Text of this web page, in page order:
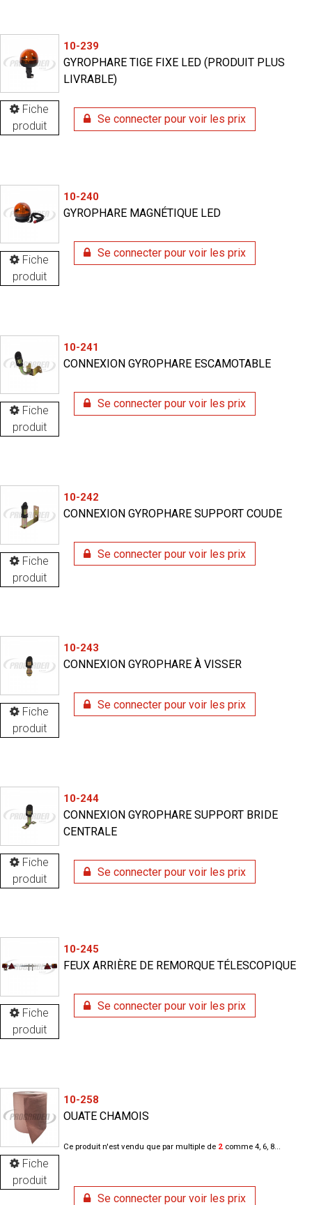
Fiche
produit
10-239
GYROPHARE TIGE FIXE LED (PRODUIT PLUS
LIVRABLE)
Se connecter pour voir les prix
Fiche
produit
10-240
GYROPHARE MAGNÉTIQUE LED
Se connecter pour voir les prix
Fiche
produit
10-241
CONNEXION GYROPHARE ESCAMOTABLE
Se connecter pour voir les prix
Fiche
produit
10-242
CONNEXION GYROPHARE SUPPORT COUDE
Se connecter pour voir les prix
Fiche
produit
10-243
CONNEXION GYROPHARE À VISSER
Se connecter pour voir les prix
Fiche
produit
10-244
CONNEXION GYROPHARE SUPPORT BRIDE
CENTRALE
Se connecter pour voir les prix
Fiche
produit
10-245
FEUX ARRIÈRE DE REMORQUE TÉLESCOPIQUE
Se connecter pour voir les prix
Fiche
produit
10-258
OUATE CHAMOIS
Ce produit n'est vendu que par multiple de 2comme 4, 6, 8...
Se connecter pour voir les prix